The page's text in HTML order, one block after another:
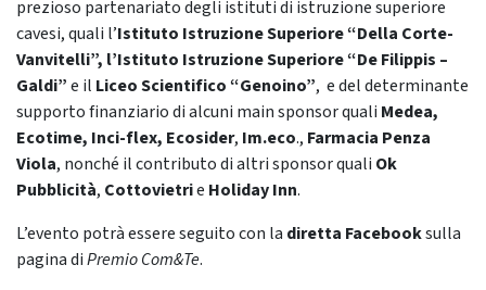
prezioso partenariato degli istituti di istruzione superiore
cavesi, quali l’Istituto Istruzione Superiore “Della Corte-
Vanvitelli”, l’Istituto Istruzione Superiore “De Filippis –
Galdi”e il Liceo Scientifico “Genoino”, e del determinante
supporto finanziario di alcuni main sponsor quali Medea,
Ecotime, Inci-flex, Ecosider, Im.eco., Farmacia Penza
Viola, nonché il contributo di altri sponsor quali Ok
Pubblicità, Cottovietrie Holiday Inn.
L’evento potrà essere seguito con la diretta Facebooksulla
pagina diPremio Com&Te.